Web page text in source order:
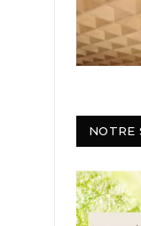
NOTRE